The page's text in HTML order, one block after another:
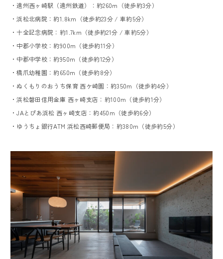
・遠州西ヶ崎駅（遠州鉄道）：約260m（徒歩約3分）
・浜松北病院：約1.8km（徒歩約23分 / 車約5分）
・十全記念病院：約1.7km（徒歩約21分 / 車約5分）
・中郡小学校：約900m（徒歩約11分）
・中郡中学校：約950m（徒歩約12分）
・橋爪幼稚園：約650m（徒歩約8分）
・ぬくもりのおうち保育 西ケ崎園：約350m（徒歩約4分）
・浜松磐田信用金庫 西ヶ崎支店：約100m（徒歩約1分）
・JAとぴあ浜松 西ヶ崎支店：約450m（徒歩約6分）
・ゆうちょ銀行ATM 浜松西崎郵便局：約380m（徒歩約5分）